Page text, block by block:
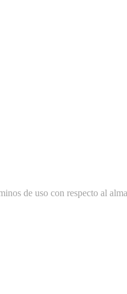
de uso con respecto al